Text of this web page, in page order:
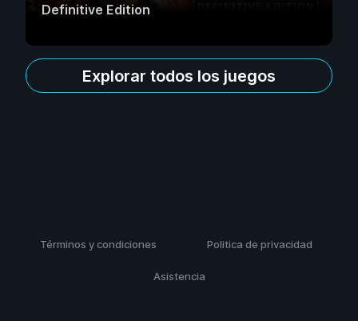
Definitive Edition
Explorar todos los juegos
Términos y condiciones Politica de privacidad
Asistencia